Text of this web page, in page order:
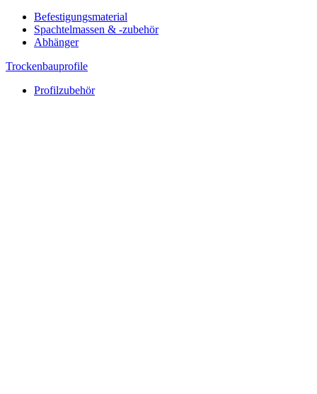
Befestigungsmaterial
Spachtelmassen & -zubehör
Abhänger
Trockenbauprofile
Profilzubehör